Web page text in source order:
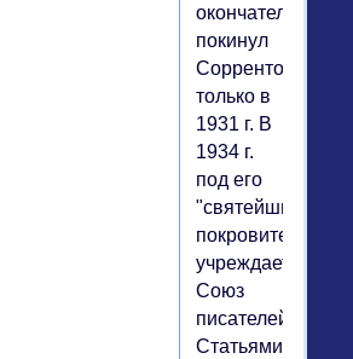
окончательно
покинул
Сорренто
только в
1931 г. В
1934 г.
под его
"святейшим
учреждается
Союз
писателей.
Статьями